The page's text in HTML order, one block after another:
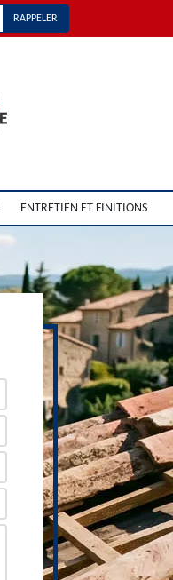
ENTRETIEN ET FINITIONS